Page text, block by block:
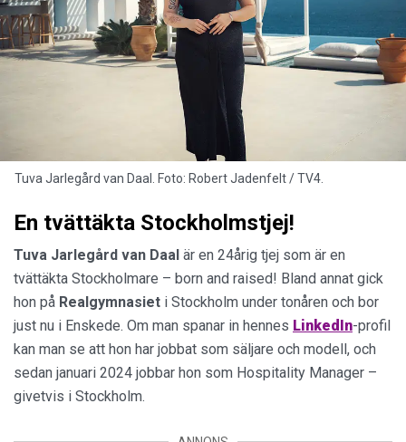
Tuva Jarlegård van Daal. Foto: Robert Jadenfelt / TV4.
En tvättäkta Stockholmstjej!
Tuva Jarlegård van Daal är en 24årig tjej som är en
tvättäkta Stockholmare – born and raised! Bland annat gick
hon på Realgymnasiet i Stockholm under tonåren och bor
just nu i Enskede. Om man spanar in hennes LinkedIn-profil
kan man se att hon har jobbat som säljare och modell, och
sedan januari 2024 jobbar hon som Hospitality Manager –
givetvis i Stockholm.